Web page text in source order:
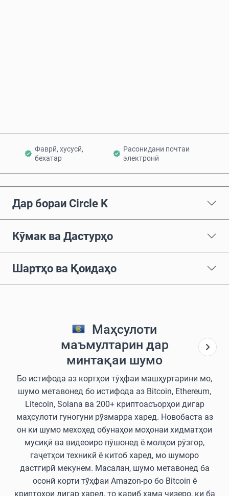
Фаврӣ, хусусӣ,
бехатар
Расонидани почтаи
электронӣ
Дар бораи Circle K
Кӯмак ва Дастурҳо
Шартҳо ва Қоидаҳо
Маҳсулоти
маъмултарин дар
минтақаи шумо
Бо истифода аз кортҳои тӯҳфаи машҳуртарини мо,
шумо метавонед бо истифода аз Bitcoin, Ethereum,
Litecoin, Solana ва 200+ криптоасъорҳои дигар
маҳсулоти гуногуни рӯзмарра харед. Новобаста аз
он ки шумо мехоҳед обунаҳои моҳонаи хидматҳои
мусиқӣ ва видеоиро пӯшонед ё молҳои рӯзгор,
гаҷетҳои техникӣ ё китоб харед, мо шуморо
дастгирӣ мекунем. Масалан, шумо метавонед ба
осонӣ корти тӯҳфаи Amazon-ро бо Bitcoin ё
криптоҳои дигар харед, то қариб ҳама чизеро, ки ба